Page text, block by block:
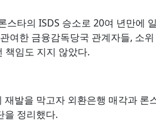
스타의 ISDS 승소로 20여 년만에
여한 금융감독당국 관계자들, 소위
책임도 지지 않았다.
발을 막고자 외환은행 매각과 론
을 정리했다.